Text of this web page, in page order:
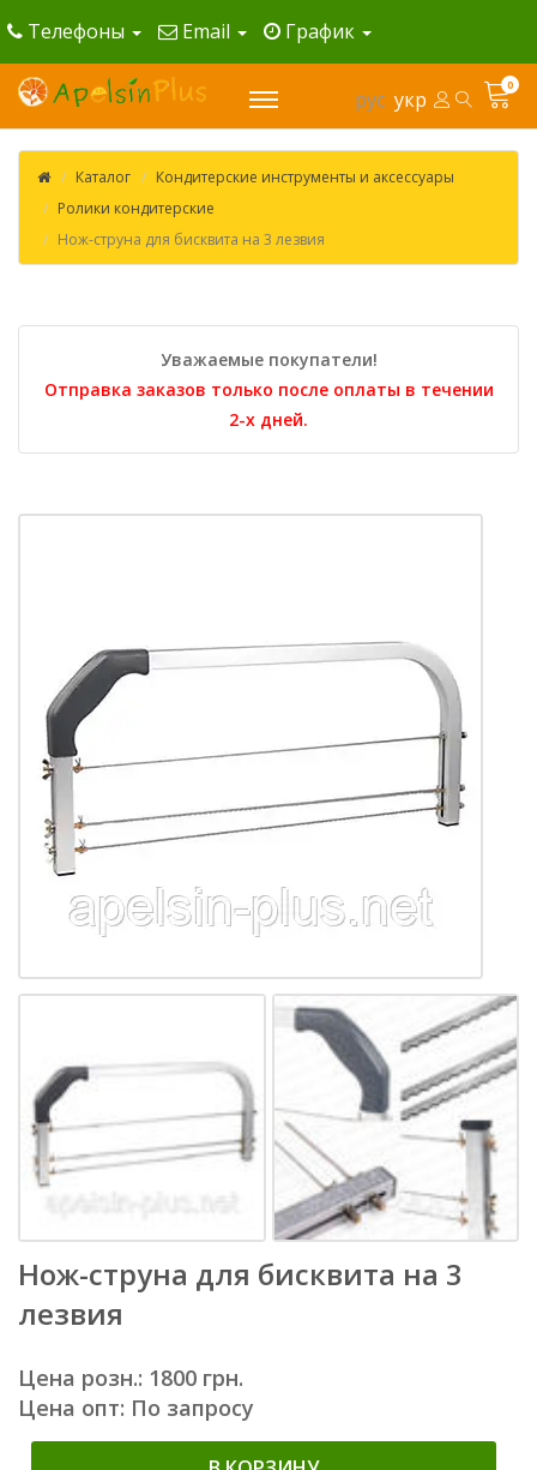
Телефоны Email График
рус укр
0
Каталог
Кондитерские инструменты и аксессуары
Ролики кондитерские
Нож-струна для бисквита на 3 лезвия
Уважаемые покупатели!
Отправка заказов только после оплаты в течении
2-х дней.
Нож-струна для бисквита на 3
лезвия
Цена розн.: 1800 грн.
Цена опт: По запросу